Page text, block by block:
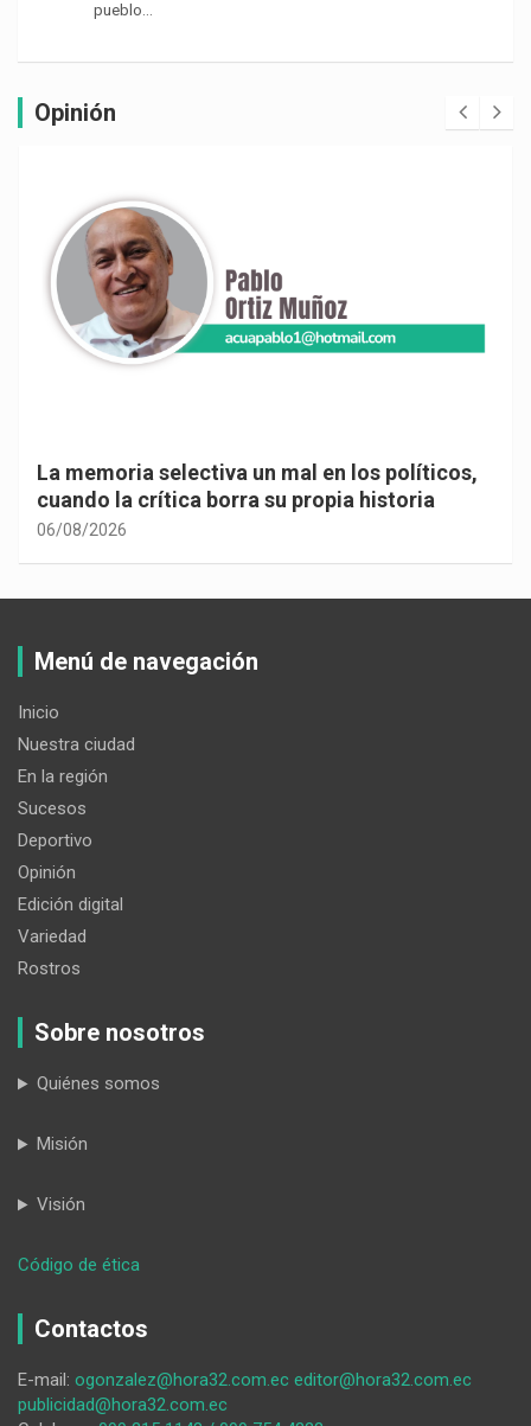
pueblo…
Opinión
La memoria selectiva un mal en los políticos,
cuando la crítica borra su propia historia
06/08/2026
Menú de navegación
Inicio
Nuestra ciudad
En la región
Sucesos
Deportivo
Opinión
Edición digital
Variedad
Rostros
Sobre nosotros
Quiénes somos
Misión
Visión
Código de ética
ocupa
primer
lugar
Contactos
E-mail: ogonzalez@hora32.com.ec editor@hora32.com.ec
publicidad@hora32.com.ec